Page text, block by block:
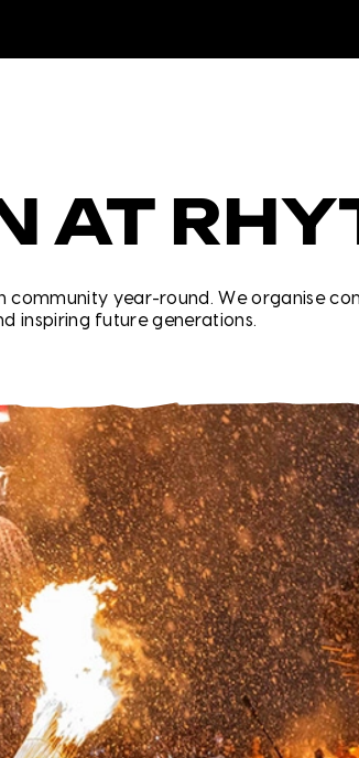
行き先
店舗情報
ヘルプセンター
店舗を探す
AT
year-round. We organise
inspiring future generations.